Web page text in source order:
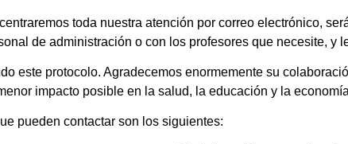
toda nuestra atención por correo electrónico,
de administración o con los profesores que necesite, y
este protocolo. Agradecemos enormemente su
impacto posible en la salud, la educación y la
pueden contactar son los siguientes: